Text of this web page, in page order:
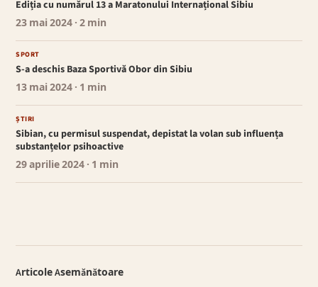
Ediția cu numărul 13 a Maratonului Internațional Sibiu
23 mai 2024 · 2 min
SPORT
S-a deschis Baza Sportivă Obor din Sibiu
13 mai 2024 · 1 min
ȘTIRI
Sibian, cu permisul suspendat, depistat la volan sub influența
substanțelor psihoactive
29 aprilie 2024 · 1 min
Articole Asemănătoare